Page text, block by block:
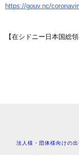
https://gouv.nc/
【在シドニー日本国総領
法人様・団体様向けの